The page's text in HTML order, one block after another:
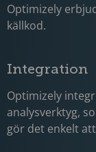
Optimizely
källkod.
Integration
Optimizely
analysverktyg,
gör det enkelt